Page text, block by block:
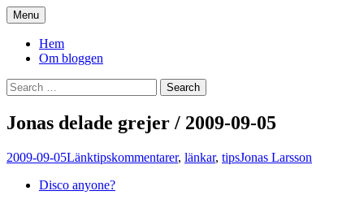
Skip
to
content
You. Me. We.
Menu
Hem
Om bloggen
Search
for:
Jonas delade grejer / 2009-09-05
2009-09-05Länktipskommentarer, länkar, tipsJonas Larsson
Disco anyone?